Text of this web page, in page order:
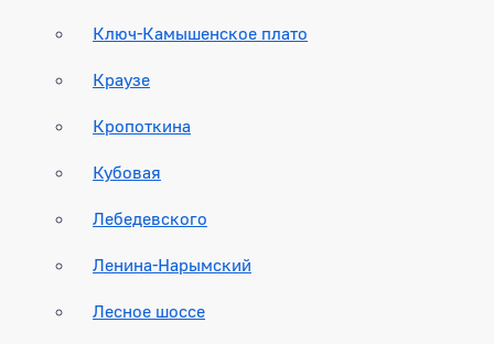
Ключ-Камышенское плато
Краузе
Кропоткина
Кубовая
Лебедевского
Ленина-Нарымский
Лесное шоссе